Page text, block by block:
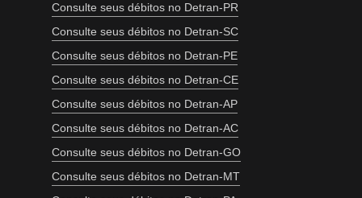
Consulte seus débitos no Detran-PR
Consulte seus débitos no Detran-SC
Consulte seus débitos no Detran-PE
Consulte seus débitos no Detran-CE
Consulte seus débitos no Detran-AP
Consulte seus débitos no Detran-AC
Consulte seus débitos no Detran-GO
Consulte seus débitos no Detran-MT